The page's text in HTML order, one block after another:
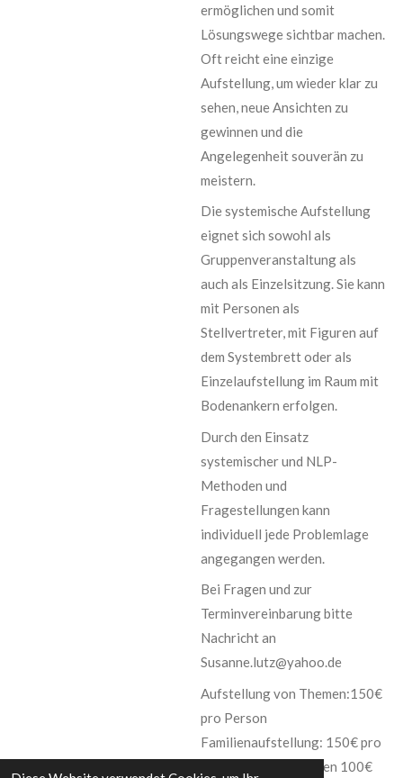
ermöglichen und somit
Lösungswege sichtbar machen.
Oft reicht eine einzige
Aufstellung, um wieder klar zu
sehen, neue Ansichten zu
gewinnen und die
Angelegenheit souverän zu
meistern.
Die systemische Aufstellung
eignet sich sowohl als
Gruppenveranstaltung als
auch als Einzelsitzung. Sie kann
mit Personen als
Stellvertreter, mit Figuren auf
dem Systembrett oder als
Einzelaufstellung im Raum mit
Bodenankern erfolgen.
Durch den Einsatz
systemischer und NLP-
Methoden und
Fragestellungen kann
individuell jede Problemlage
angegangen werden.
Bei Fragen und zur
Terminvereinbarung bitte
Nachricht an
Susanne.lutz@yahoo.de
Aufstellung von Themen:150€
pro Person
Familienaufstellung: 150€ pro
Person/ ab 7 Personen 100€